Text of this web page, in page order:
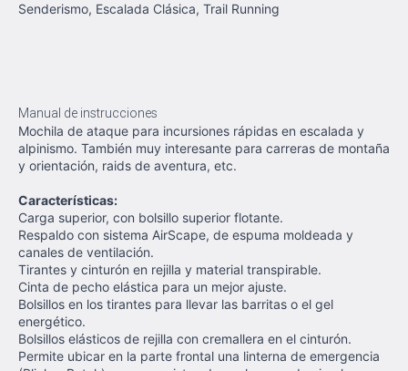
Senderismo, Escalada Clásica, Trail Running
Manual de instrucciones
Mochila de ataque para incursiones rápidas en escalada y
alpinismo. También muy interesante para carreras de montaña
y orientación, raids de aventura, etc.
Características:
Carga superior, con bolsillo superior flotante.
Respaldo con sistema AirScape, de espuma moldeada y
canales de ventilación.
Tirantes y cinturón en rejilla y material transpirable.
Cinta de pecho elástica para un mejor ajuste.
Bolsillos en los tirantes para llevar las barritas o el gel
energético.
Bolsillos elásticos de rejilla con cremallera en el cinturón.
Permite ubicar en la parte frontal una linterna de emergencia